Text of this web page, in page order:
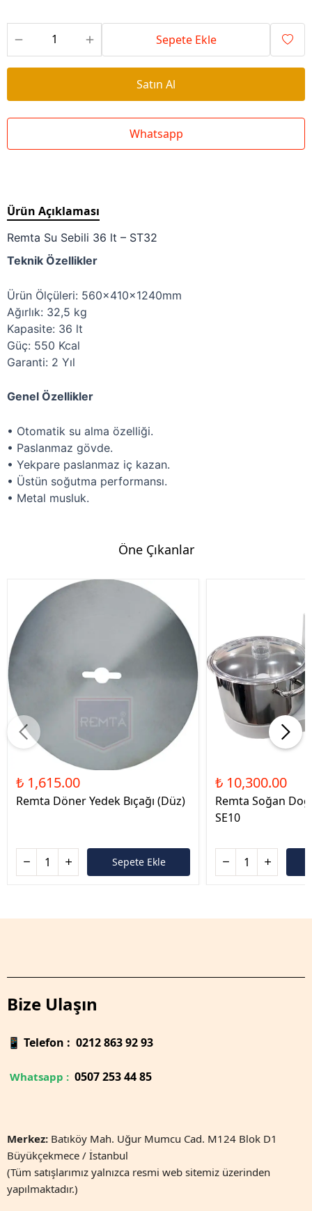
Sepete Ekle
Satın Al
Whatsapp
Ürün Açıklaması
Remta Su Sebili 36 lt – ST32
Teknik Özellikler
Ürün Ölçüleri: 560x410x1240mm
Ağırlık: 32,5 kg
Kapasite: 36 lt
Güç: 550 Kcal
Garanti: 2 Yıl
Genel Özellikler
• Otomatik su alma özelliği.
• Paslanmaz gövde.
• Yekpare paslanmaz iç kazan.
• Üstün soğutma performansı.
• Metal musluk.
Öne Çıkanlar
₺ 1,615.00
Remta Döner Yedek Bıçağı (Düz)
Sepete Ekle
₺ 10,300.00
Remta Soğan
SE10
Bize Ulaşın
📱 Telefon : 0212 863 92 93
Whatsapp : 0507 253 44 85
Merkez: Batıköy Mah. Uğur Mumcu Cad. M124 Blok D1
Büyükçekmece / İstanbul
(Tüm satışlarımız yalnızca resmi web sitemiz üzerinden
yapılmaktadır.)